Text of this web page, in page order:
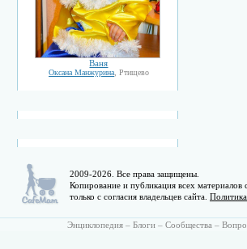
Ваня
Оксана Манжурина, Ртищево
2009-2026. Все права защищены.
Копирование и публикация всех материалов
только с согласия владельцев сайта.
Энциклопедия – Блоги – Сообщества –